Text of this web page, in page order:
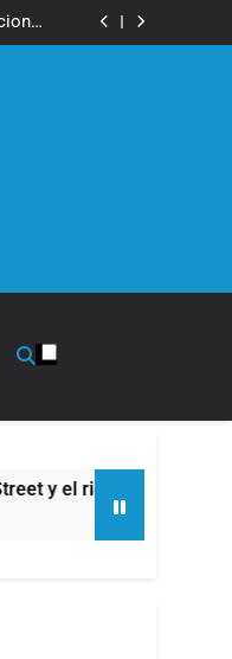
a los
los
país quedó al borde de